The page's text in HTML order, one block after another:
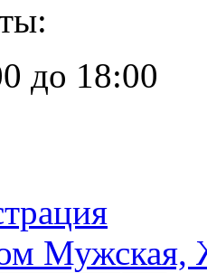
до 18:00
Мужская,